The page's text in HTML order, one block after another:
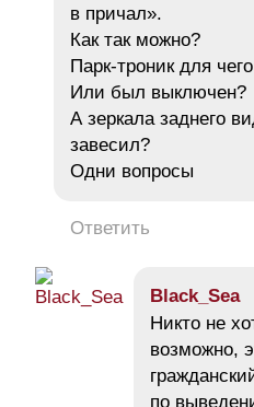
в причал».
Как так можно?
Парк-троник для
Или был выключен?
А зеркала заднего
завесил?
Одни вопросы
Ответить
Black_Sea
Никто не
возможно,
по